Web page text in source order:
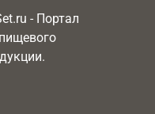
- Портал